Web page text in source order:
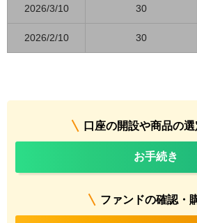
2026/3/10 30
2026/2/10 30
口座の開設や商品の
お手続き
ファンドの確認・